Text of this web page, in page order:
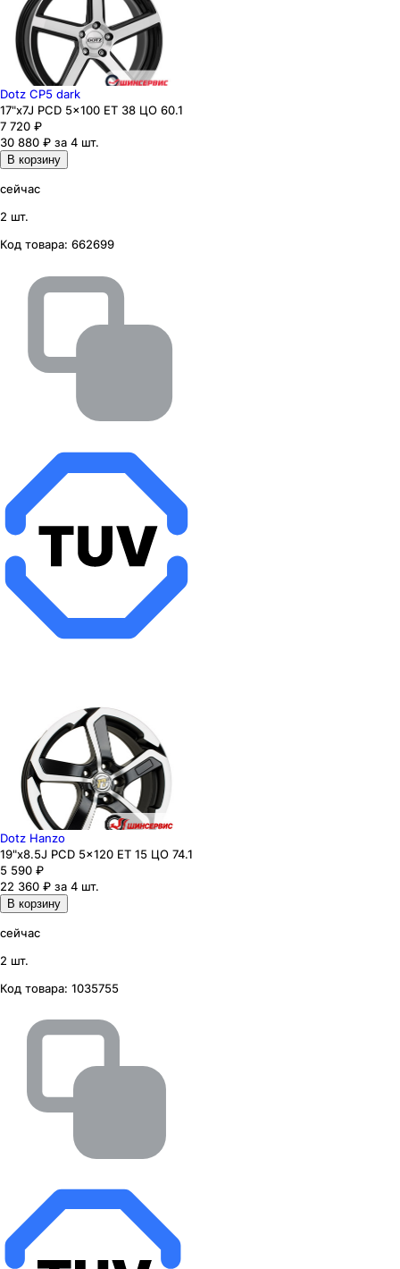
Dotz CP5 dark
17"x7J PCD 5x100 ЕТ 38 ЦО 60.1
7 720 ₽
30 880 ₽ за 4 шт.
В корзину
сейчас
2 шт.
Код товара: 662699
Dotz Hanzo
19"x8.5J PCD 5x120 ЕТ 15 ЦО 74.1
5 590 ₽
22 360 ₽ за 4 шт.
В корзину
сейчас
2 шт.
Код товара: 1035755